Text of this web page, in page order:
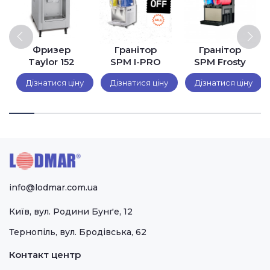
Фризер
Taylor 152
Дізнатися ціну
Гранітор
SPM I-PRO
IP2 M
Дізнатися ціну
Гранітор
SPM Frosty
Dream FD 2
Дізнатися ціну
info@lodmar.com.ua
Київ, вул. Родини Бунґе, 12
Тернопіль, вул. Бродівська, 62
Контакт центр